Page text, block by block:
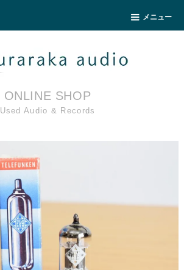
メニュー
ONLINE SHOP
Used Audio & Records